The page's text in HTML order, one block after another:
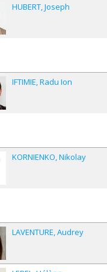
HUBERT Joseph
IFTIMIE Radu Ion
KORNIENKO Nikolay
LAVENTURE Audrey